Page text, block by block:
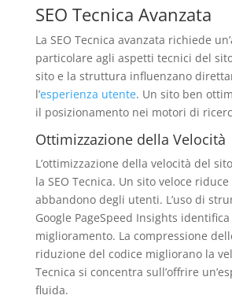
SEO Tecnica Avanzata
La SEO Tecnica avanzata richiede
particolare agli aspetti tecnici del
sito e la struttura influenzano
l’esperienza utente. Un sito ben
il posizionamento nei motori di
Ottimizzazione della Velocità
L’ottimizzazione della velocità del
la SEO Tecnica. Un sito veloce
abbandono degli utenti. L’uso di
Google PageSpeed Insights
miglioramento. La compressione
riduzione del codice migliorano la
Tecnica si concentra sull’offrire
fluida.